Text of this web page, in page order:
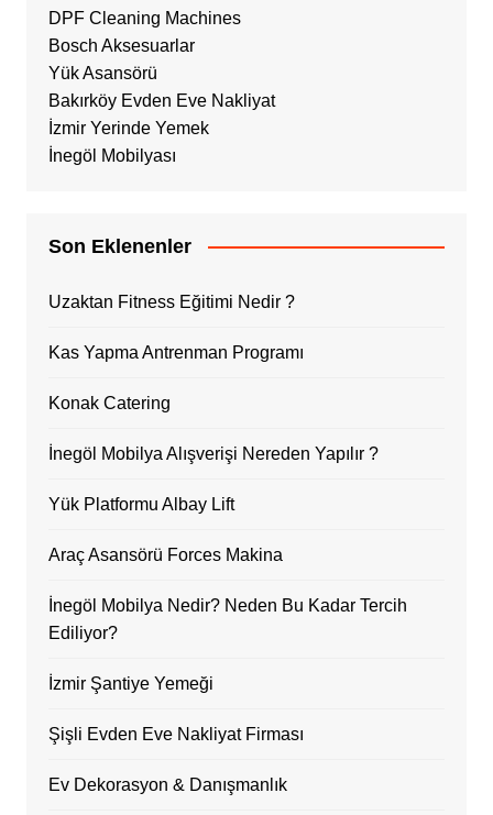
DPF Cleaning Machines
Bosch Aksesuarlar
Yük Asansörü
Bakırköy Evden Eve Nakliyat
İzmir Yerinde Yemek
İnegöl Mobilyası
Son Eklenenler
Uzaktan Fitness Eğitimi Nedir ?
Kas Yapma Antrenman Programı
Konak Catering
İnegöl Mobilya Alışverişi Nereden Yapılır ?
Yük Platformu Albay Lift
Araç Asansörü Forces Makina
İnegöl Mobilya Nedir? Neden Bu Kadar Tercih
Ediliyor?
İzmir Şantiye Yemeği
Şişli Evden Eve Nakliyat Firması
Ev Dekorasyon & Danışmanlık